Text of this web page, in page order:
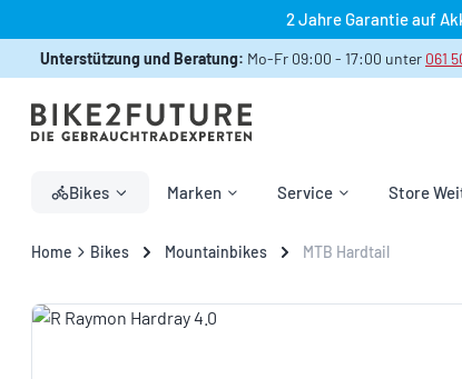
2 Jahre Garantie auf
Unterstützung und Beratung: Mo-Fr 09:00 - 17:00 unter 061
Bikes Marken Service Store
Home Bikes Mountainbikes MTB Hardtail
Bildergalerie überspringen